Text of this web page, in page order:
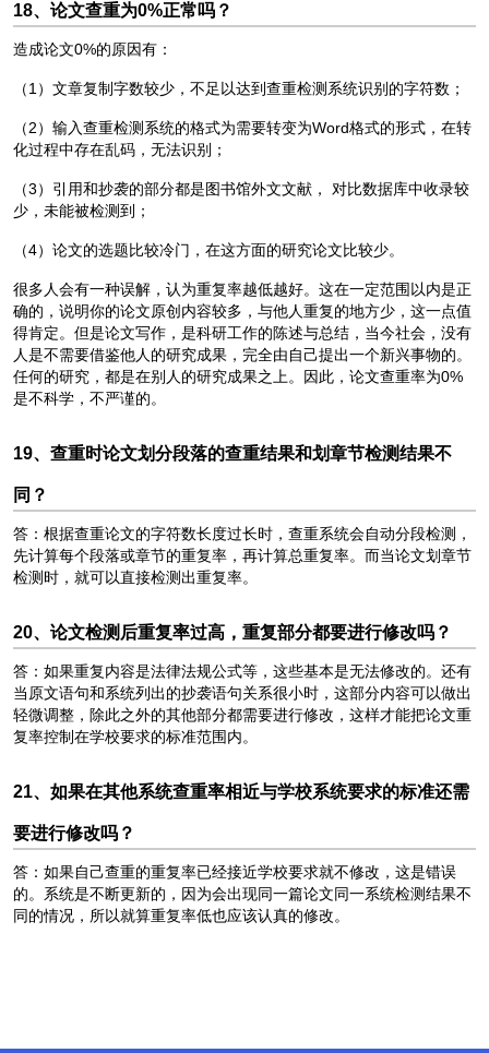
18、论文查重为0%正常吗？
造成论文0%的原因有：
（1）文章复制字数较少，不足以达到查重检测系统识别的字符数；
（2）输入查重检测系统的格式为需要转变为Word格式的形式，在转
化过程中存在乱码，无法识别；
（3）引用和抄袭的部分都是图书馆外文文献， 对比数据库中收录较
少，未能被检测到；
（4）论文的选题比较冷门，在这方面的研究论文比较少。
很多人会有一种误解，认为重复率越低越好。这在一定范围以内是正
确的，说明你的论文原创内容较多，与他人重复的地方少，这一点值
得肯定。但是论文写作，是科研工作的陈述与总结，当今社会，没有
人是不需要借鉴他人的研究成果，完全由自己提出一个新兴事物的。
任何的研究，都是在别人的研究成果之上。因此，论文查重率为0%
是不科学，不严谨的。
19、查重时论文划分段落的查重结果和划章节检测结果不
同？
答：根据查重论文的字符数长度过长时，查重系统会自动分段检测，
先计算每个段落或章节的重复率，再计算总重复率。而当论文划章节
检测时，就可以直接检测出重复率。
20、论文检测后重复率过高，重复部分都要进行修改吗？
答：如果重复内容是法律法规公式等，这些基本是无法修改的。还有
当原文语句和系统列出的抄袭语句关系很小时，这部分内容可以做出
轻微调整，除此之外的其他部分都需要进行修改，这样才能把论文重
复率控制在学校要求的标准范围内。
21、如果在其他系统查重率相近与学校系统要求的标准还需
要进行修改吗？
答：如果自己查重的重复率已经接近学校要求就不修改，这是错误
的。系统是不断更新的，因为会出现同一篇论文同一系统检测结果不
同的情况，所以就算重复率低也应该认真的修改。